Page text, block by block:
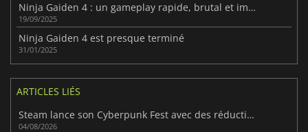
Ninja Gaiden 4 : un gameplay rapide, brutal et impitoyable
19/09/2025
Ninja Gaiden 4 est presque terminé
31/01/2025
ARTICLES LIÉS
Steam lance son Cyberpunk Fest avec des réductions futuristes
04/08/2026